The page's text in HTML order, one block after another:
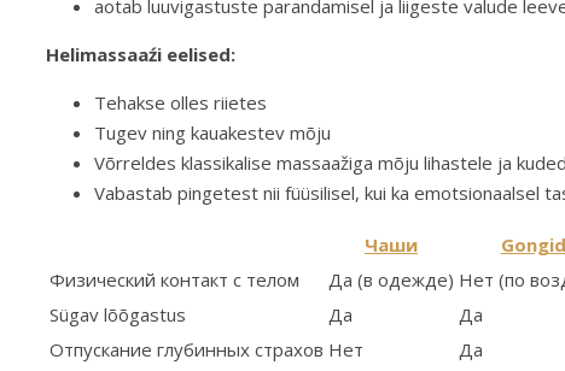
aotab luuvigastuste parandamisel ja liigeste valude
Helimassaaźi eelised:
Tehakse olles riietes
Tugev ning kauakestev mõju
Võrreldes klassikalise massaažiga mõju lihastele ja
Vabastab pingetest nii füüsilisel, kui ka emotsionaalsel
Чаши
Gongid
Физический контакт с телом
Да (в одежде) Нет (по
Sügav lõõgastus
Да
Да
Отпускание глубинных страхов Нет
Да